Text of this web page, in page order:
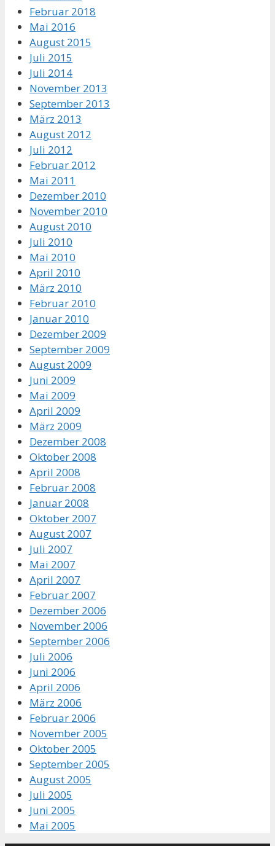
Februar 2018
Mai 2016
August 2015
Juli 2015
Juli 2014
November 2013
September 2013
März 2013
August 2012
Juli 2012
Februar 2012
Mai 2011
Dezember 2010
November 2010
August 2010
Juli 2010
Mai 2010
April 2010
März 2010
Februar 2010
Januar 2010
Dezember 2009
September 2009
August 2009
Juni 2009
Mai 2009
April 2009
März 2009
Dezember 2008
Oktober 2008
April 2008
Februar 2008
Januar 2008
Oktober 2007
August 2007
Juli 2007
Mai 2007
April 2007
Februar 2007
Dezember 2006
November 2006
September 2006
Juli 2006
Juni 2006
April 2006
März 2006
Februar 2006
November 2005
Oktober 2005
September 2005
August 2005
Juli 2005
Juni 2005
Mai 2005